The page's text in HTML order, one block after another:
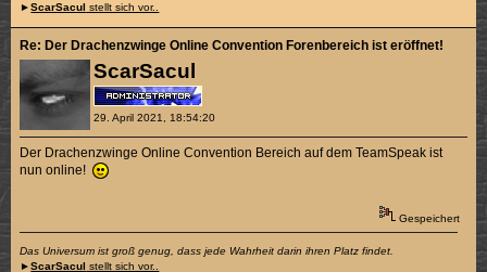
►ScarSacul stellt sich vor..
ScarSacul
29. April 2021, 18:54:20
Re: Der Drachenzwinge Online Convention Forenbereich ist eröffnet!
Der Drachenzwinge Online Convention Bereich auf dem TeamSpeak ist
nun online!
Gespeichert
Das Universum ist groß genug, dass jede Wahrheit darin ihren Platz findet.
►ScarSacul stellt sich vor..